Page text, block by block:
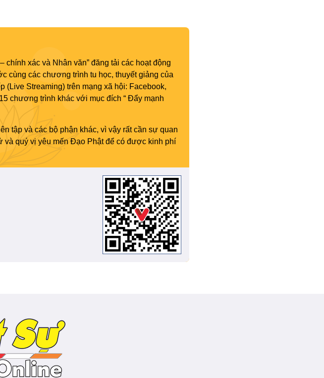
xác và Nhân văn” đăng tải các hoạt động
cùng các chương trình tu học, thuyết giảng của
Streaming) trên mạng xã hội: Facebook,
chương trình khác với mục đích “ Đẩy mạnh
tập và các bộ phận khác, vì vậy rất cần sự quan
và quý vị yêu mến Đạo Phật để có được kinh phí